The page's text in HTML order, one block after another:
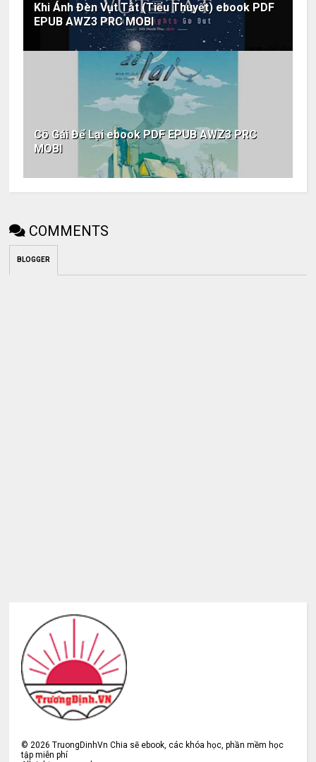
Khi Ánh Đèn Vụt Tắt (Tiểu Thuyết) ebook PDF
EPUB AWZ3 PRC MOBI
Cô Gái Để Lại ebook PDF EPUB AWZ3 PRC
MOBI
COMMENTS
BLOGGER
©2026 TruongDinhVn Chia sẽ ebook, các khóa học, phần mềm học
tập miễn phí